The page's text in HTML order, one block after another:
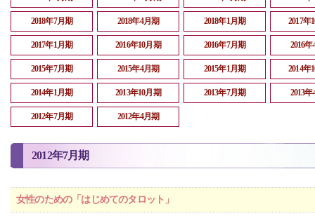
2018年7月期 2018年4月期 2018年1月期 2017年
2017年1月期 2016年10月期 2016年7月期 2016
2015年7月期 2015年4月期 2015年1月期 2014年
2014年1月期 2013年10月期 2013年7月期 2013
2012年7月期 2012年4月期
2012年7月期
女性のための「はじめてのタロット」